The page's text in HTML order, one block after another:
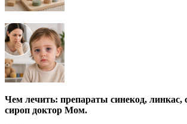
Чем лечить: препараты синекод, линкас,
сироп доктор Мом.